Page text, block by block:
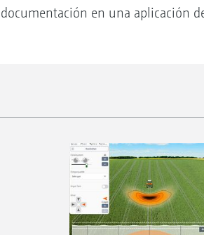
documentación en una aplicación